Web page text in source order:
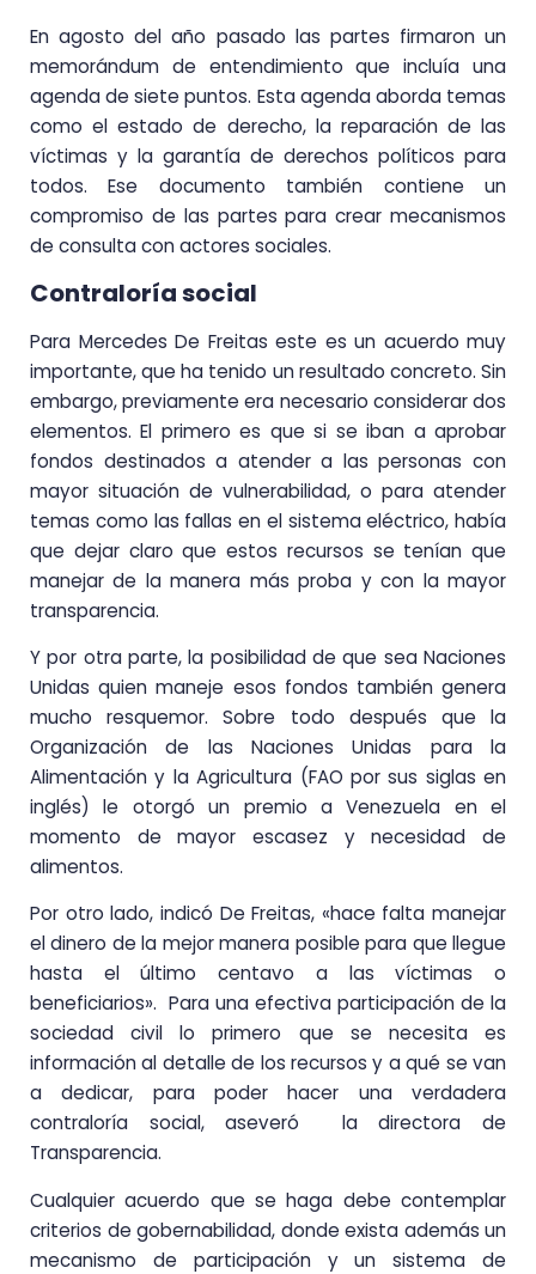
En agosto del año pasado las partes firmaron un
memorándum de entendimiento que incluía una
agenda de siete puntos. Esta agenda aborda temas
como el estado de derecho, la reparación de las
víctimas y la garantía de derechos políticos para
todos. Ese documento también contiene un
compromiso de las partes para crear mecanismos
de consulta con actores sociales.
Contraloría social
Para Mercedes De Freitas este es un acuerdo muy
importante, que ha tenido un resultado concreto. Sin
embargo, previamente era necesario considerar dos
elementos. El primero es que si se iban a aprobar
fondos destinados a atender a las personas con
mayor situación de vulnerabilidad, o para atender
temas como las fallas en el sistema eléctrico, había
que dejar claro que estos recursos se tenían que
manejar de la manera más proba y con la mayor
transparencia.
Y por otra parte, la posibilidad de que sea Naciones
Unidas quien maneje esos fondos también genera
mucho resquemor. Sobre todo después que la
Organización de las Naciones Unidas para la
Alimentación y la Agricultura (FAO por sus siglas en
inglés) le otorgó un premio a Venezuela en el
momento de mayor escasez y necesidad de
alimentos.
Por otro lado, indicó De Freitas, «hace falta manejar
el dinero de la mejor manera posible para que llegue
hasta el último centavo a las víctimas o
beneficiarios». Para una efectiva participación de la
sociedad civil lo primero que se necesita es
información al detalle de los recursos y a qué se van
a dedicar, para poder hacer una verdadera
contraloría social, aseveró la directora de
Transparencia.
Cualquier acuerdo que se haga debe contemplar
criterios de gobernabilidad, donde exista además un
mecanismo de participación y un sistema de